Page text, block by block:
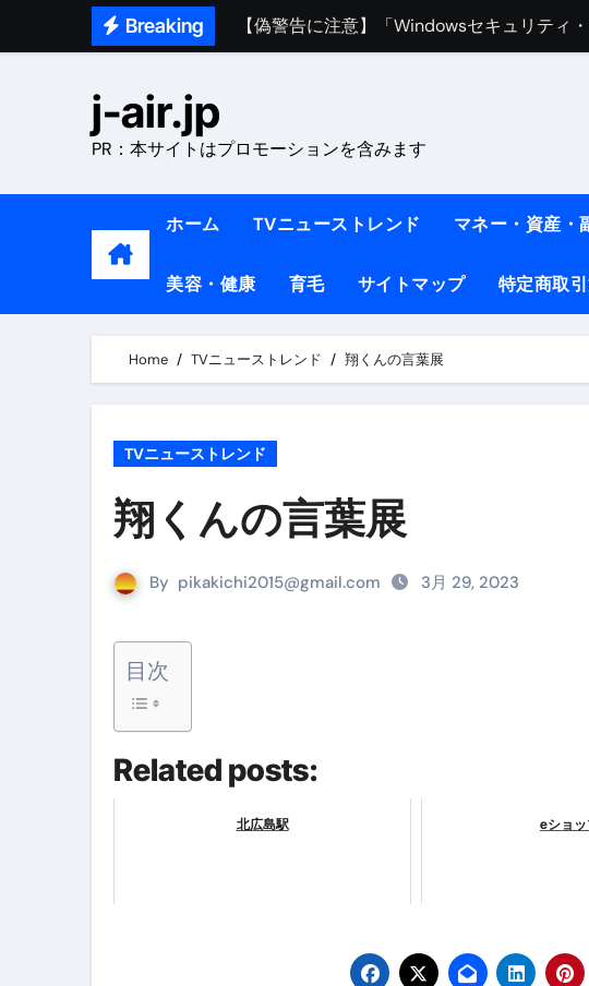
Breaking
【偽警告に注意】「Windowsセキュリティ
熊本イオンモール爆発事故｜責任は地震か
1万回再生!!【更年期ダイエット】朝に食
中町綾が2週間で3.5kg痩せた方法 #shots
【医者が解説】食べたら痩せる食べ物7選 #
【医者が解説】このふくらはぎ痩せ本当に
【ダイエット迷子必見】38歳人生最後のダ
【1日ダイエットルーティン】運動なしで2
『葬送のフリーレン』の学び｜時間・記憶
リサイクル業者の無料回収・無料査定は危
山梨県震度6弱と富士山噴火の関係｜最新観
この動画は国にすぐ消されます。これが日
弁護士が教える「投資詐欺」に引っかから
j-air.jp
PR：本サイトはプロモーションを含みます
ホーム TVニューストレンド マネー・資産・
美容・健康 育毛 サイトマップ 特定商取
Home TVニューストレンド 翔くんの言葉展
TVニューストレンド
翔くんの言葉展
By pikakichi2015@gmail.com 3月 29, 2023
目次
Related posts:
北広島駅 eショ